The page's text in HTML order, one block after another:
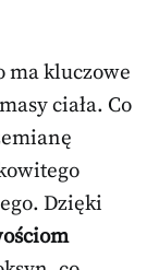
ma kluczowe
ciała. Co
Dzięki